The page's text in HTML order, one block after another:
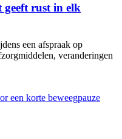
geeft rust in elk
een afspraak op
veranderingen